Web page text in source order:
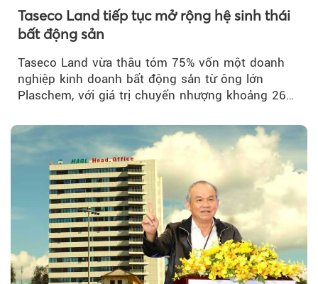
Taseco Land tiếp tục mở rộng hệ sinh thái
bất động sản
Taseco Land vừa thâu tóm 75% vốn một doanh
nghiệp kinh doanh bất động sản từ ông lớn
Plaschem, với giá trị chuyển nhượng khoảng 262